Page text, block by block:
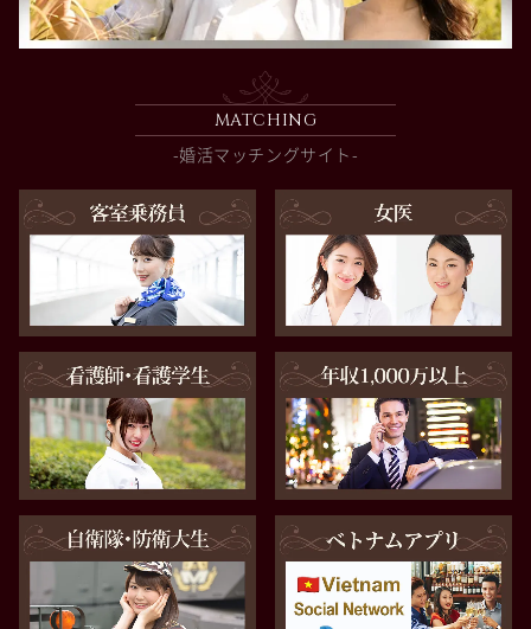
MATCHING
-婚活マッチングサイト-